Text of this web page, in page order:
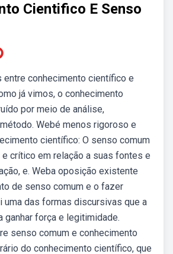
Cientifico E Senso
entre conhecimento científico e
já vimos, o conhecimento
por meio de análise,
Webé menos rigoroso e
científico: O senso comum
crítico em relação a suas fontes e
e. Weba oposição existente
de senso comum e o fazer
das formas discursivas que a
ganhar força e legitimidade.
senso comum e conhecimento
do conhecimento científico, que